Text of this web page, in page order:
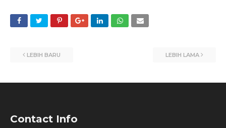
LEBIH BARU LEBIH LAMA
Contact Info